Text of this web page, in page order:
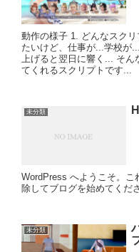
動作の様子 1. どんなスク
たいけど、仕事が...学校が
上げると翌日に響く... そ
てくれるスクリプトです...
未分類
WordPress へようこそ。こ
除してブログを始めてくだ
未分類